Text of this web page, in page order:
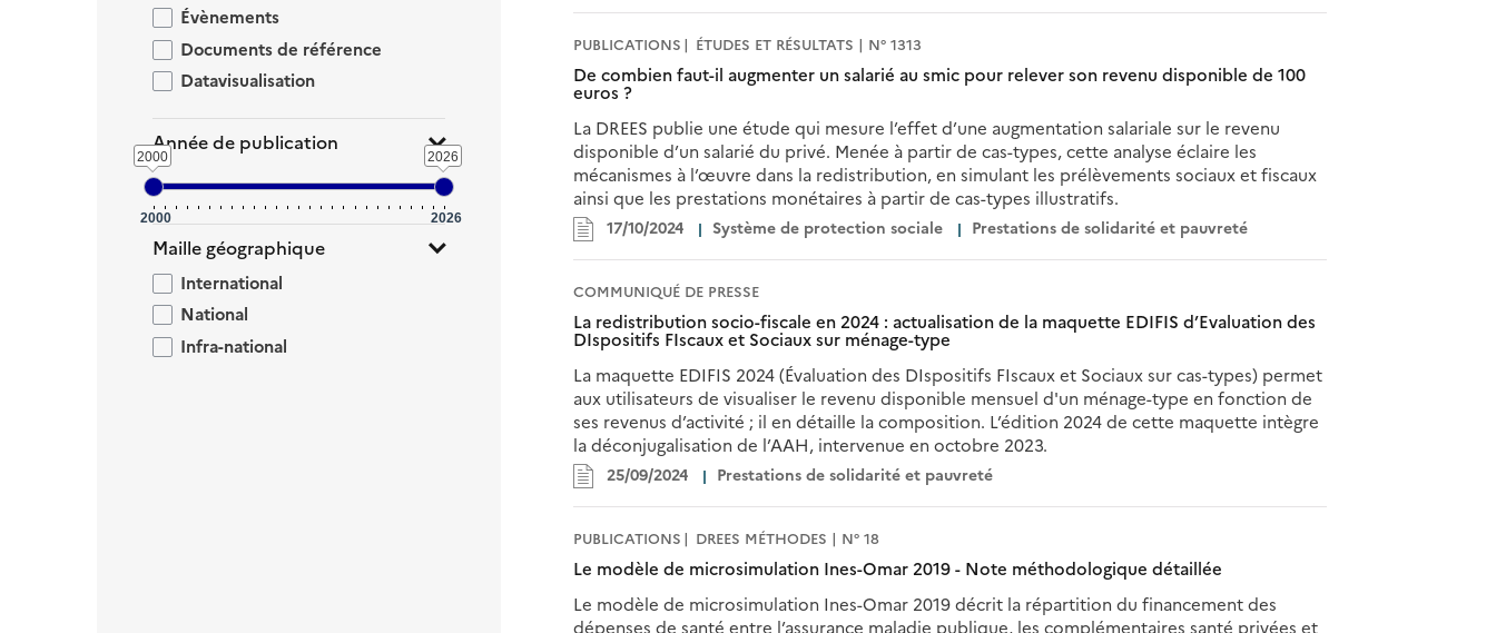
Évènements
Documents de référence
Datavisualisation
Année de publication
2000 2026
2000 2026
Maille géographique
International
National
Infra-national
PUBLICATIONS ÉTUDES ET RÉSULTATS | N° 1313
De combien faut-il augmenter un salarié au smic pour relever son revenu disponible de 100
euros ?
La DREES publie une étude qui mesure l’effet d’une augmentation salariale sur le revenu
disponible d’un salarié du privé. Menée à partir de cas-types, cette analyse éclaire les
mécanismes à l’œuvre dans la redistribution, en simulant les prélèvements sociaux et fiscaux
ainsi que les prestations monétaires à partir de cas-types illustratifs.
17/10/2024 Système de protection sociale Prestations de solidarité et pauvreté
COMMUNIQUÉ DE PRESSE
La redistribution socio-fiscale en 2024 : actualisation de la maquette EDIFIS d’Evaluation des
DIspositifs FIscaux et Sociaux sur ménage-type
La maquette EDIFIS 2024 (Évaluation des DIspositifs FIscaux et Sociaux sur cas-types) permet
aux utilisateurs de visualiser le revenu disponible mensuel d'un ménage-type en fonction de
ses revenus d’activité ; il en détaille la composition. L’édition 2024 de cette maquette intègre
la déconjugalisation de l’AAH, intervenue en octobre 2023.
25/09/2024 Prestations de solidarité et pauvreté
PUBLICATIONS DREES MÉTHODES | N° 18
Le modèle de microsimulation Ines-Omar 2019 - Note méthodologique détaillée
Le modèle de microsimulation Ines-Omar 2019 décrit la répartition du financement des